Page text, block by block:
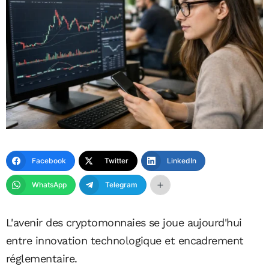
Facebook Twitter LinkedIn
WhatsApp Telegram
L'avenir des cryptomonnaies se joue aujourd'hui
entre innovation technologique et encadrement
réglementaire.